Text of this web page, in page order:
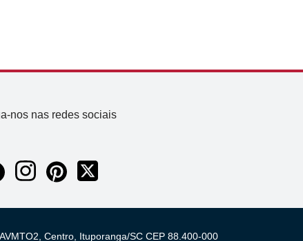
nos nas redes sociais
Centro, Ituporanga/SC CEP 88.400-000